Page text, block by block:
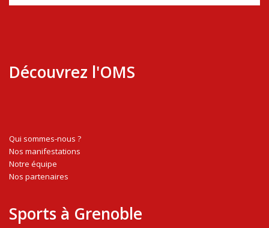
Découvrez l'OMS
Qui sommes-nous ?
Nos manifestations
Notre équipe
Nos partenaires
Sports à Grenoble